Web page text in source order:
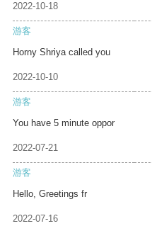
2022-10-18
游客
Horny Shriya called you
2022-10-10
游客
You have 5 minute oppor
2022-07-21
游客
Hello, Greetings fr
2022-07-16